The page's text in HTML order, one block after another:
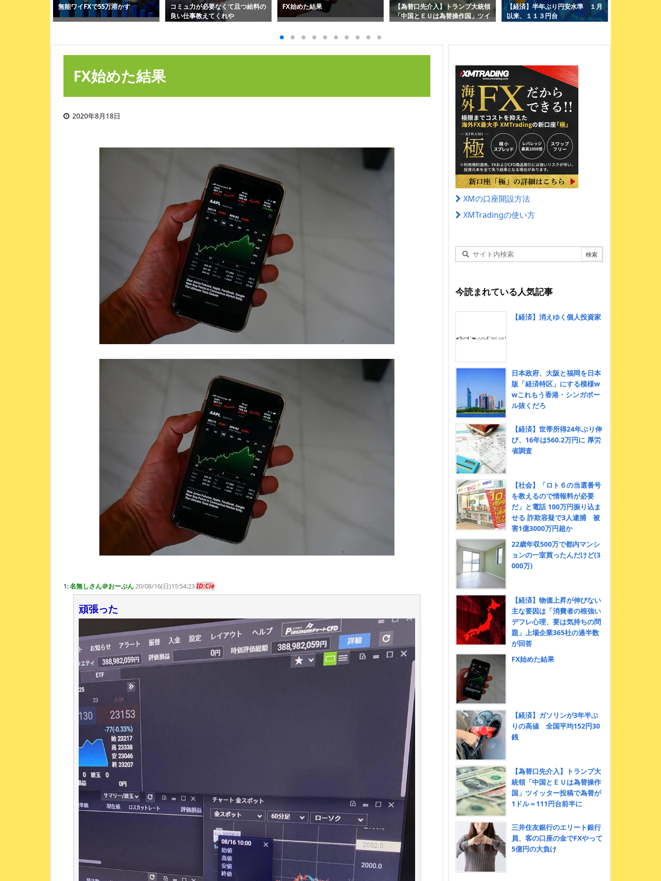
無能ワイFXで55万溶かす
コミュ力が必要なくて且つ給料の
良い仕事教えてくれや
FX始めた結果
【為替口先介入】トランプ大統領
「中国とＥＵは為替操作国」ツイ
ッター投稿で為替が1ドル＝111
【経済】半年ぶり円安水準 １月
以来、１１３円台
FX始めた結果
2020年8月18日
1:名無しさん＠おーぷん20/08/16(日)15:54:23ID:Cie
頑張った
XMの口座開設方法
XMTradingの使い方
今読まれている人気記事
【経済】消えゆく個人投資家
日本政府、大阪と福岡を日本
版「経済特区」にする模様w
wこれもう香港・シンガポー
ル抜くだろ
【経済】世帯所得24年ぶり伸
び、16年は560.2万円に 厚労
省調査
【社会】「ロト６の当選番号
を教えるので情報料が必要
だ」と電話 100万円振り込ま
せる 詐欺容疑で3人逮捕 被
害1億3000万円超か
22歳年収500万で都内マンシ
ョンの一室買ったんだけど(3
000万)
【経済】物価上昇が伸びない
主な要因は「消費者の根強い
デフレ心理、要は気持ちの問
題」上場企業365社の過半数
が回答
FX始めた結果
【経済】ガソリンが3年半ぶ
りの高値 全国平均152円30
銭
【為替口先介入】トランプ大
統領「中国とＥＵは為替操作
国」ツイッター投稿で為替が
1ドル＝111円台前半に
三井住友銀行のエリート銀行
員、客の口座の金でFXやって
5億円の大負け